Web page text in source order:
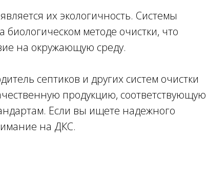
их экологичность. Системы
методе очистки, что
на окружающую среду.
септиков и других систем очистки
продукцию, соответствующую
Если вы ищете надежного
на ДКС.